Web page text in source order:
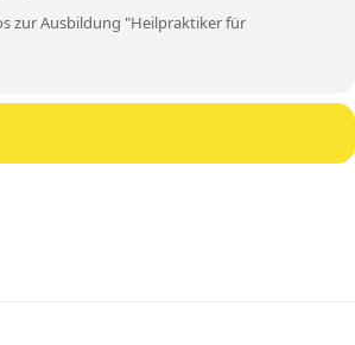
zur Ausbildung "Heilpraktiker für